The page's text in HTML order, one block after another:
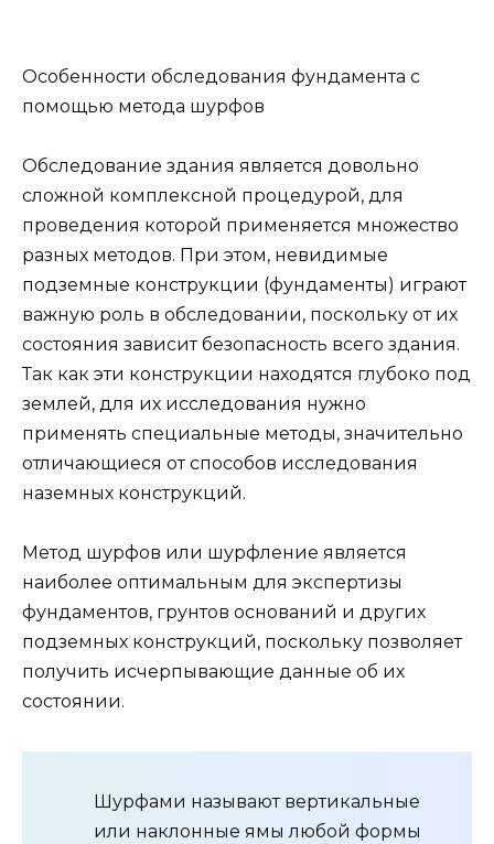
Особенности обследования фундамента с
помощью метода шурфов
Обследование здания является довольно
сложной комплексной процедурой, для
проведения которой применяется множество
разных методов. При этом, невидимые
подземные конструкции (фундаменты) играют
важную роль в обследовании, поскольку от их
состояния зависит безопасность всего здания.
Так как эти конструкции находятся глубоко под
землей, для их исследования нужно
применять специальные методы, значительно
отличающиеся от способов исследования
наземных конструкций.
Метод шурфов или шурфление является
наиболее оптимальным для экспертизы
фундаментов, грунтов оснований и других
подземных конструкций, поскольку позволяет
получить исчерпывающие данные об их
состоянии.
Шурфами называют вертикальные
или наклонные ямы любой формы